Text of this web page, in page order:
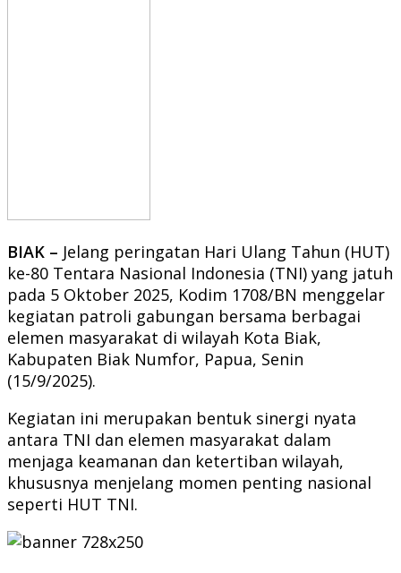
BIAK – Jelang peringatan Hari Ulang Tahun (HUT)
ke-80 Tentara Nasional Indonesia (TNI) yang jatuh
pada 5 Oktober 2025, Kodim 1708/BN menggelar
kegiatan patroli gabungan bersama berbagai
elemen masyarakat di wilayah Kota Biak,
Kabupaten Biak Numfor, Papua, Senin
(15/9/2025).
Kegiatan ini merupakan bentuk sinergi nyata
antara TNI dan elemen masyarakat dalam
menjaga keamanan dan ketertiban wilayah,
khususnya menjelang momen penting nasional
seperti HUT TNI.